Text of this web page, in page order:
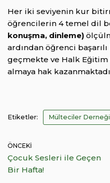
Her iki seviyenin kur
öğrencilerin 4 temel dil
konuşma, dinleme)
ardından öğrenci
geçmekte ve Halk
almaya hak
Etiketler: Mülteciler Derneği
ÖNCEKI
Çocuk Sesleri ile Geçen
Bir Hafta!